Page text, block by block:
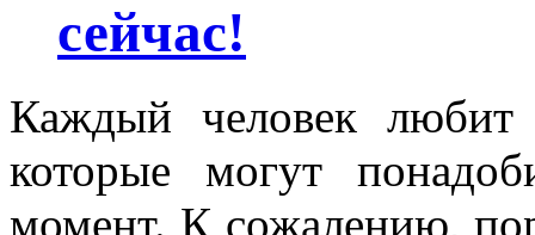
сейчас!
Каждый человек любит
которые могут
момент. К сожалению,